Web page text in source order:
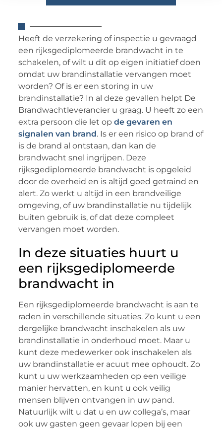
Heeft de verzekering of inspectie u gevraagd
een rijksgediplomeerde brandwacht in te
schakelen, of wilt u dit op eigen initiatief doen
omdat uw brandinstallatie vervangen moet
worden? Of is er een storing in uw
brandinstallatie? In al deze gevallen helpt De
Brandwachtleverancier u graag. U heeft zo een
extra persoon die let op de gevaren en
signalen van brand. Is er een risico op brand of
is de brand al ontstaan, dan kan de
brandwacht snel ingrijpen. Deze
rijksgediplomeerde brandwacht is opgeleid
door de overheid en is altijd goed getraind en
alert. Zo werkt u altijd in een brandveilige
omgeving, of uw brandinstallatie nu tijdelijk
buiten gebruik is, of dat deze compleet
vervangen moet worden.
In deze situaties huurt u
een rijksgediplomeerde
brandwacht in
Een rijksgediplomeerde brandwacht is aan te
raden in verschillende situaties. Zo kunt u een
dergelijke brandwacht inschakelen als uw
brandinstallatie in onderhoud moet. Maar u
kunt deze medewerker ook inschakelen als
uw brandinstallatie er acuut mee ophoudt. Zo
kunt u uw werkzaamheden op een veilige
manier hervatten, en kunt u ook veilig
mensen blijven ontvangen in uw pand.
Natuurlijk wilt u dat u en uw collega’s, maar
ook uw gasten geen gevaar lopen bij een